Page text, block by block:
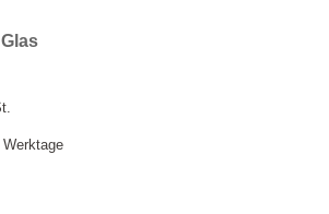
Werktage